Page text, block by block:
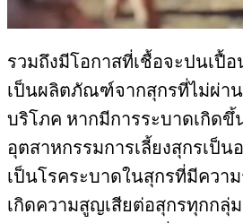
รวมถึงมีโอกาสที่เชื้อจะปนเปื้
เป็นผลิตภัณฑ์จากสุกรที่ไม่ผ่าน
บริโภค หากมีการระบาดเกิดขึ้
อุตสาหกรรมการเลี้ยงสุกรเป็น
เป็นโรคระบาดในสุกรที่มีควา
เกิดความสูญเสียต่อสุกรทุกกลุ่